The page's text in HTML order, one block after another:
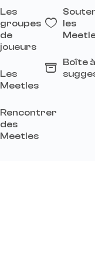
Les
groupes
de
joueurs
Les
Meetles
Rencontrer
des
Meetles
les
Boîte à